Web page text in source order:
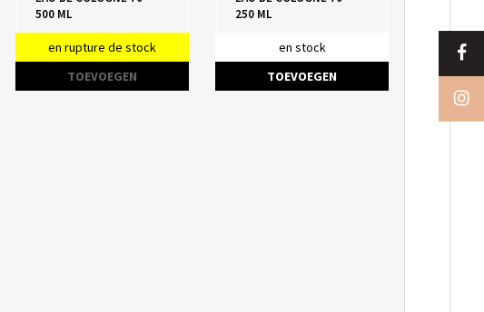
500 ML
en rupture de stock
TOEVOEGEN
250 ML
en stock
TOEVOEGEN